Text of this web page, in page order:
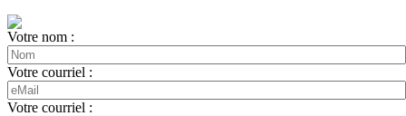
Votre nom :
Votre courriel :
Votre courriel :